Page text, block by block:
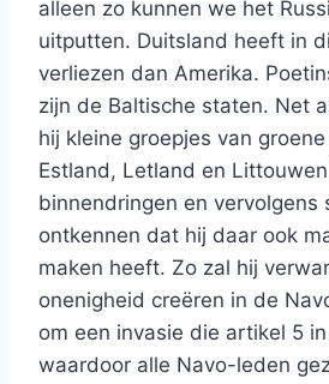
alleen zo kunnen we het
uitputten. Duitsland heeft in
verliezen dan Amerika.
zijn de Baltische staten. Net
hij kleine groepjes van
Estland, Letland en
binnendringen en vervolgens
ontkennen dat hij daar ook
maken heeft. Zo zal hij
onenigheid creëren in de
om een invasie die artikel 5
waardoor alle Navo-leden